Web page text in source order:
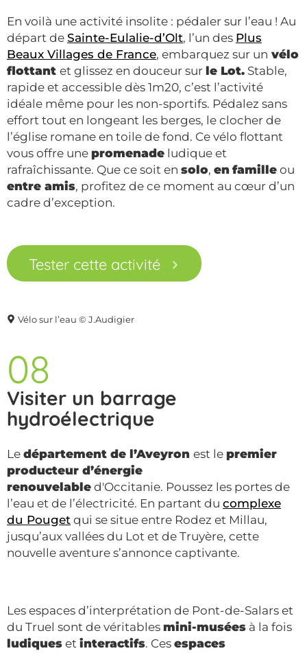
Vélo sur l’eau © J.Audigier
En voilà une activité insolite : pédaler sur l’eau ! Au
départ de Sainte-Eulalie-d’Olt, l’un des Plus
Beaux Villages de France, embarquez sur un vélo
flottant et glissez en douceur sur le Lot. Stable,
rapide et accessible dès 1m20, c’est l’activité
idéale même pour les non-sportifs. Pédalez sans
effort tout en longeant les berges, le clocher de
l’église romane en toile de fond. Ce vélo flottant
vous offre une promenade ludique et
rafraîchissante. Que ce soit en solo, en famille ou
entre amis, profitez de ce moment au cœur d’un
cadre d’exception.
Tester cette activité
08
Visiter un barrage
hydroélectrique
Le département de l’Aveyron est le premier
producteur d’énergie
renouvelable d'Occitanie. Poussez les portes de
l’eau et de l’électricité. En partant du complexe
du Pouget qui se situe entre Rodez et Millau,
jusqu’aux vallées du Lot et de Truyère, cette
nouvelle aventure s’annonce captivante.
Les espaces d’interprétation de Pont-de-Salars et
du Truel sont de véritables mini-musées à la fois
ludiques et interactifs. Ces espaces